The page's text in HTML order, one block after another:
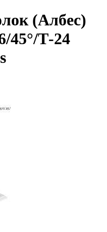
(Албес)
45°/Т-24